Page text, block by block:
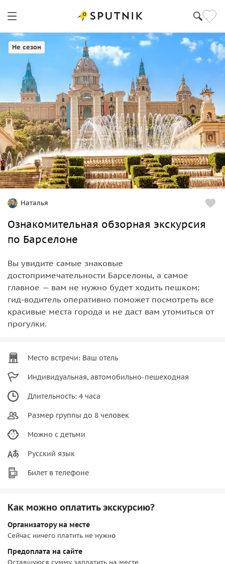
Не сезон
Наталья
Ознакомительная обзорная экскурсия
по Барселоне
Вы увидите самые знаковые
достопримечательности Барселоны, а самое
главное — вам не нужно будет ходить пешком:
гид-водитель оперативно поможет посмотреть все
красивые места города и не даст вам утомиться от
прогулки.
Место встречи: Ваш отель
Индивидуальная, автомобильно-пешеходная
Длительность: 4 часа
Размер группы до 8 человек
Можно с детьми
Русский язык
Билет в телефоне
Как можно оплатить экскурсию?
Организатору на месте
Сейчас ничего платить не нужно
Предоплата на сайте
Оставшуюся сумму заплатить на месте